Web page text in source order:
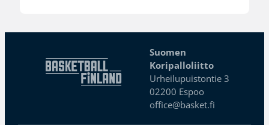
Suomen
Koripalloliitto
Urheilupuistontie 3
02200 Espoo
office@basket.fi